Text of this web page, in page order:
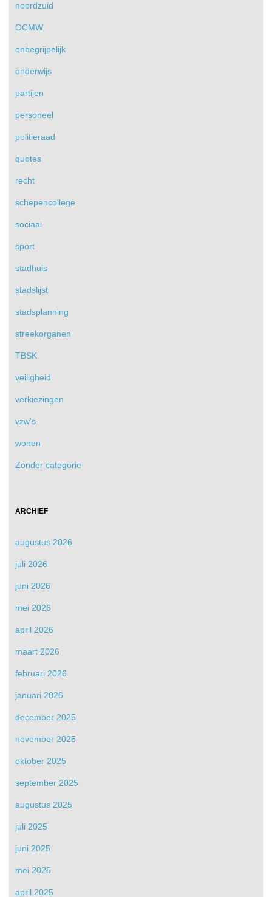
noordzuid
OCMW
onbegrijpelijk
onderwijs
partijen
personeel
politieraad
quotes
recht
schepencollege
sociaal
sport
stadhuis
stadslijst
stadsplanning
streekorganen
TBSK
veiligheid
verkiezingen
vzw's
wonen
Zonder categorie
ARCHIEF
augustus 2026
juli 2026
juni 2026
mei 2026
april 2026
maart 2026
februari 2026
januari 2026
december 2025
november 2025
oktober 2025
september 2025
augustus 2025
juli 2025
juni 2025
mei 2025
april 2025